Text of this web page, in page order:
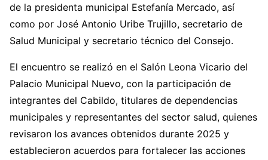
de la presidenta municipal Estefanía Mercado, así
como por José Antonio Uribe Trujillo, secretario de
Salud Municipal y secretario técnico del Consejo.
El encuentro se realizó en el Salón Leona Vicario del
Palacio Municipal Nuevo, con la participación de
integrantes del Cabildo, titulares de dependencias
municipales y representantes del sector salud, quienes
revisaron los avances obtenidos durante 2025 y
establecieron acuerdos para fortalecer las acciones